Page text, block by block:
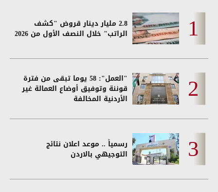
2.8 مليار دينار قروض "كشف
الراتب" خلال النصف الأول من 2026
"العمل": 58 يوما تبقى من فترة
قوننة وتوفيق أوضاع العمالة غير
الأردنية المخالفة
رسمياً .. موعد اعلان نتائج
التوجيهي بالاردن